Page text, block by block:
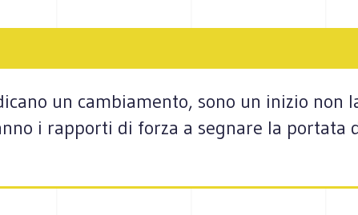
un cambiamento, sono un inizio non
i rapporti di forza a segnare la portata